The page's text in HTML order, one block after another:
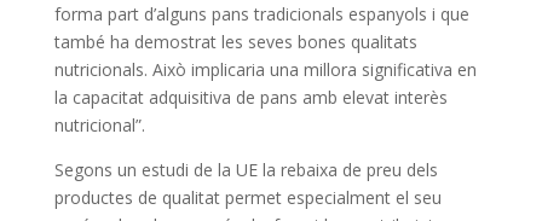
forma part d’alguns pans tradicionals espanyols i que
també ha demostrat les seves bones qualitats
nutricionals. Això implicaria una millora significativa en
la capacitat adquisitiva de pans amb elevat interès
nutricional”.
Segons un estudi de la UE la rebaixa de preu dels
productes de qualitat permet especialment el seu